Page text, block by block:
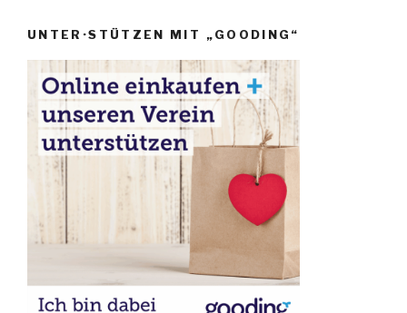
UNTER·STÜTZEN MIT „GOODING“